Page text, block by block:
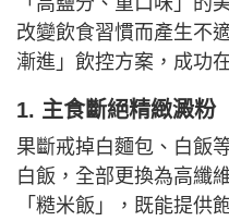
改變飲食習慣而產生不
漸進」飲控方案，成功
1. 主食斷絕精緻澱粉
果斷戒掉白麵包、白飯
白飯，全部更換為高纖
「糙米飯」，既能提供